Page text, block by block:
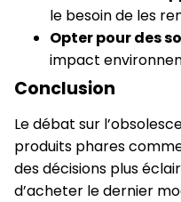
le besoin de les
Opter pour des
impact
Conclusion
Le débat sur
produits phares
des décisions plus
d’acheter le dernier